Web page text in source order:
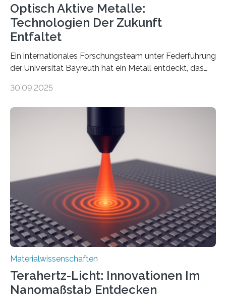
Optisch Aktive Metalle:
Technologien Der Zukunft
Entfaltet
Ein internationales Forschungsteam unter Federführung
der Universität Bayreuth hat ein Metall entdeckt, das
Dadurch ist es in der Lage, eine sogenannte zweite
Nichtmetallen vorkommt und insbesondere für
Sensorik und Elektrotechnik von Interesse ist. Über ihre
Erkenntnisse berichten die Forschenden im Journal of
the American Chemical Society. —What for?
Materialien, die gleichzeitig Strom leiten und Licht
beeinflussen können, sind für viele moderne
Technologien…
30.09.2025
Materialwissenschaften
Terahertz-Licht: Innovationen Im
Nanomaßstab Entdecken